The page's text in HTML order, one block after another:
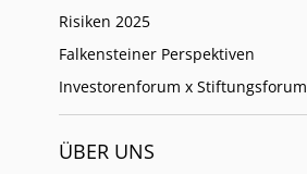
Risiken 2025
Falkensteiner Perspektiven
Investorenforum x Stiftungsforum
ÜBER UNS